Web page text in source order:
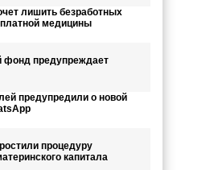
лишить безработных
медицины
фонд предупреждает
предупредили о новой
процедуру
капитала